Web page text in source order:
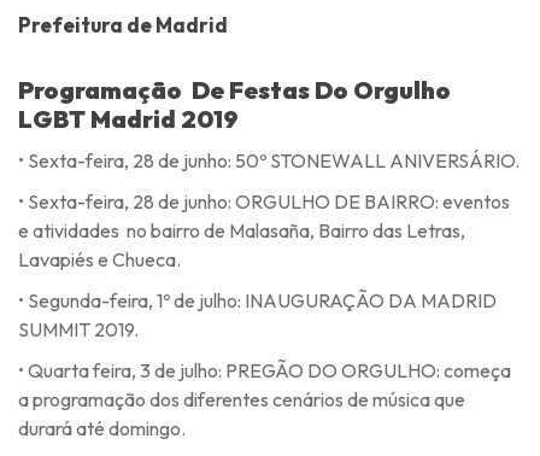
Prefeitura de Madrid
Programação De Festas Do Orgulho
LGBT Madrid 2019
• Sexta-feira, 28 de junho: 50º STONEWALL ANIVERSÁRIO.
• Sexta-feira, 28 de junho: ORGULHO DE BAIRRO: eventos
e atividades no bairro de Malasaña, Bairro das Letras,
Lavapiés e Chueca.
• Segunda-feira, 1º de julho: INAUGURAÇÃO DA MADRID
SUMMIT 2019.
• Quarta feira, 3 de julho: PREGÃO DO ORGULHO: começa
a programação dos diferentes cenários de música que
durará até domingo.